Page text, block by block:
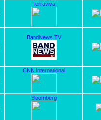
Terraviva
BandNews TV
CNN International
Bloomberg